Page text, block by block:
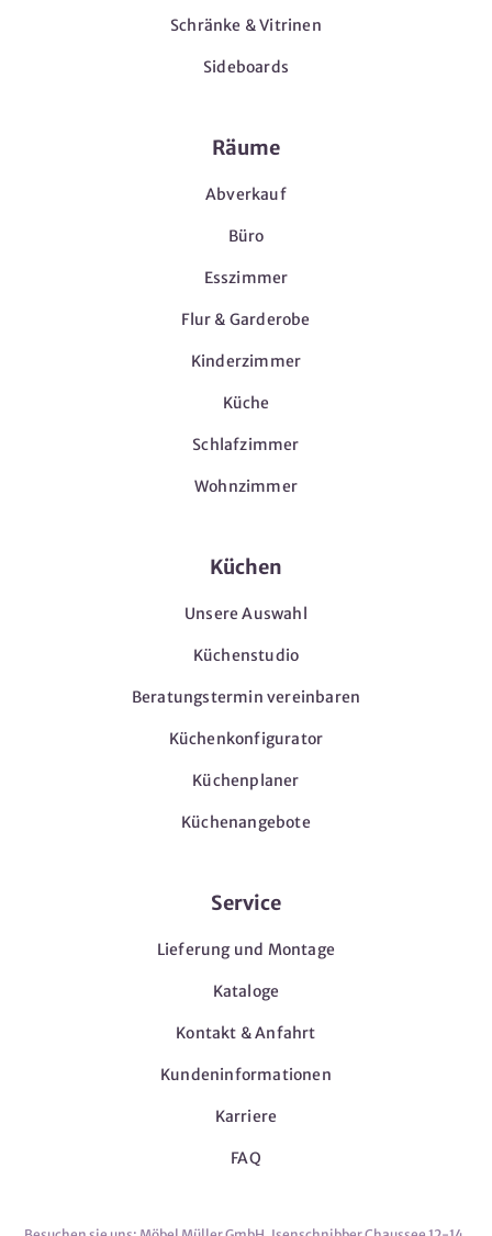
Schränke & Vitrinen
Sideboards
Räume
Abverkauf
Büro
Esszimmer
Flur & Garderobe
Kinderzimmer
Küche
Schlafzimmer
Wohnzimmer
Küchen
Unsere Auswahl
Küchenstudio
Beratungstermin vereinbaren
Küchenkonfigurator
Küchenplaner
Küchenangebote
Service
Lieferung und Montage
Kataloge
Kontakt & Anfahrt
Kundeninformationen
Karriere
FAQ